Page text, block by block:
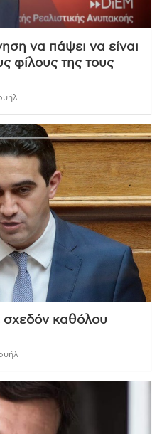
να πάψει να είναι
φίλους της τους
σχεδόν καθόλου